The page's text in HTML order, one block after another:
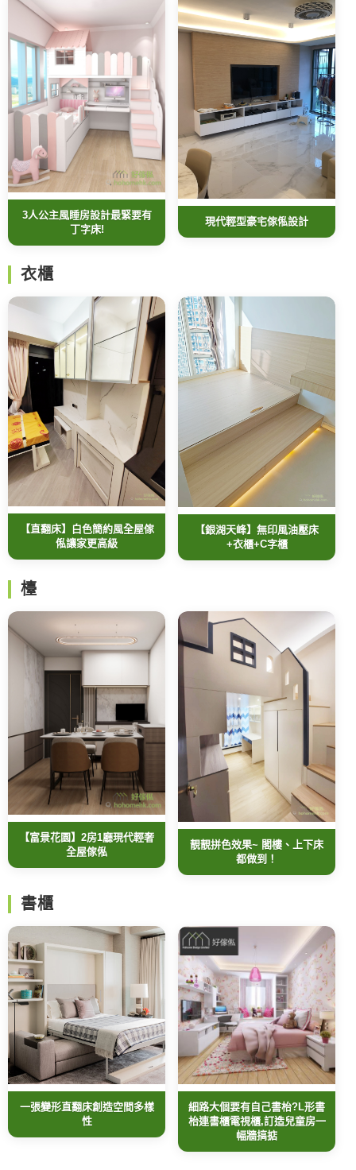
3人公主風睡房設計最緊要有
丁字床!
現代輕型豪宅傢俬設計
衣櫃
【直翻床】白色簡約風全屋傢
俬讓家更高級
【銀湖天峰】無印風油壓床
+衣櫃+C字櫃
檯
【富景花園】2房1廳現代輕奢
全屋傢俬
靚靚拼色效果~ 閣樓、上下床
都做到！
書櫃
一張變形直翻床創造空間多樣
性
細路大個要有自己書枱?L形書
枱連書櫃電視櫃,訂造兒童房一
幅牆搞掂